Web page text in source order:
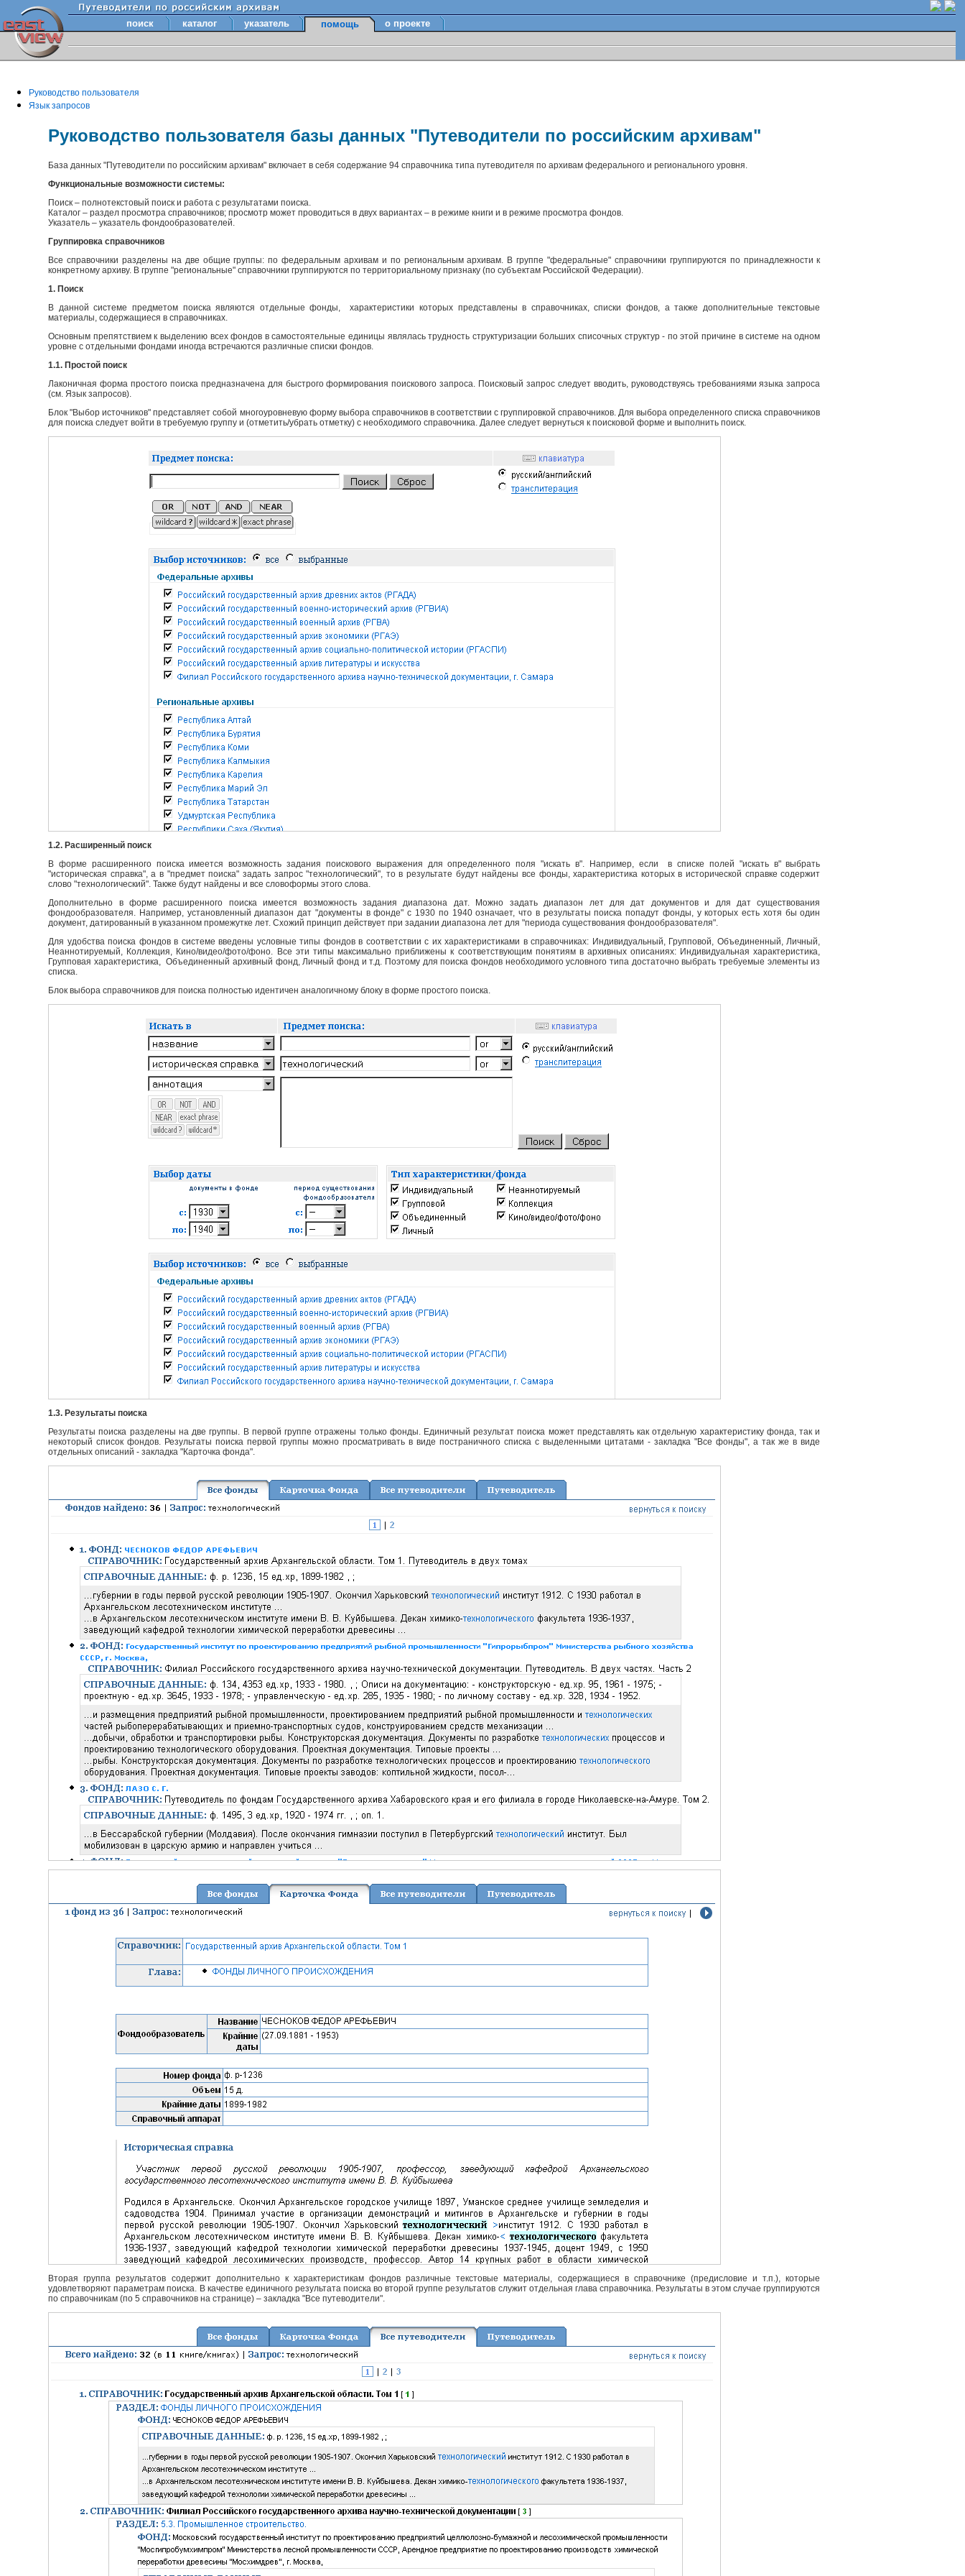
поиск каталог указатель помощь о проекте
Руководство пользователя
Язык запросов
Руководство пользователя базы данных "Путеводители по российским архивам"
База данных "Путеводители по российским архивам" включает в себя содержание 94 справочника типа путеводителя по архивам федерального и регионального уровня.
Функциональные возможности системы:
Поиск – полнотекстовый поиск и работа с результатами поиска.
Каталог – раздел просмотра справочников; просмотр может проводиться в двух вариантах – в режиме книги и в режиме просмотра фондов.
Указатель – указатель фондообразователей.
Группировка справочников
Все справочники разделены на две общие группы: по федеральным архивам и по региональным архивам. В группе "федеральные" справочники группируются по принадлежности к
конкретному архиву. В группе "региональные" справочники группируются по территориальному признаку (по субъектам Российской Федерации).
1. Поиск
В данной системе предметом поиска являются отдельные фонды, характеристики которых представлены в справочниках, списки фондов, а также дополнительные текстовые
материалы, содержащиеся в справочниках.
Основным препятствием к выделению всех фондов в самостоятельные единицы являлась трудность структуризации больших списочных структур - по этой причине в системе на одном
уровне с отдельными фондами иногда встречаются различные списки фондов.
1.1. Простой поиск
Лаконичная форма простого поиска предназначена для быстрого формирования поискового запроса. Поисковый запрос следует вводить, руководствуясь требованиями языка запроса
(см. Язык запросов).
Блок "Выбор источников" представляет собой многоуровневую форму выбора справочников в соответствии с группировкой справочников. Для выбора определенного списка справочников
для поиска следует войти в требуемую группу и (отметить/убрать отметку) с необходимого справочника. Далее следует вернуться к поисковой форме и выполнить поиск.
1.2. Расширенный поиск
В форме расширенного поиска имеется возможность задания поискового выражения для определенного поля "искать в". Например, если в списке полей "искать в" выбрать
"историческая справка", а в "предмет поиска" задать запрос "технологический", то в результате будут найдены все фонды, характеристика которых в исторической справке содержит
слово "технологический". Также будут найдены и все словоформы этого слова.
Дополнительно в форме расширенного поиска имеется возможность задания диапазона дат. Можно задать диапазон лет для дат документов и для дат существования
фондообразователя. Например, установленный диапазон дат "документы в фонде" с 1930 по 1940 означает, что в результаты поиска попадут фонды, у которых есть хотя бы один
документ, датированный в указанном промежутке лет. Схожий принцип действует при задании диапазона лет для "периода существования фондообразователя".
Для удобства поиска фондов в системе введены условные типы фондов в соответствии с их характеристиками в справочниках: Индивидуальный, Групповой, Объединенный, Личный,
Неаннотируемый, Коллекция, Кино/видео/фото/фоно. Все эти типы максимально приближены к соответствующим понятиям в архивных описаниях: Индивидуальная характеристика,
Групповая характеристика, Объединенный архивный фонд, Личный фонд и т.д. Поэтому для поиска фондов необходимого условного типа достаточно выбрать требуемые элементы из
списка.
Блок выбора справочников для поиска полностью идентичен аналогичному блоку в форме простого поиска.
1.3. Результаты поиска
Результаты поиска разделены на две группы. В первой группе отражены только фонды. Единичный результат поиска может представлять как отдельную характеристику фонда, так и
некоторый список фондов. Результаты поиска первой группы можно просматривать в виде постраничного списка с выделенными цитатами - закладка "Все фонды", а так же в виде
отдельных описаний - закладка "Карточка фонда".
Вторая группа результатов содержит дополнительно к характеристикам фондов различные текстовые материалы, содержащиеся в справочнике (предисловие и т.п.), которые
удовлетворяют параметрам поиска. В качестве единичного результата поиска во второй группе результатов служит отдельная глава справочника. Результаты в этом случае группируются
по справочникам (по 5 справочников на странице) – закладка "Все путеводители".